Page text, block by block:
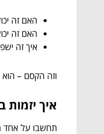
האם זה
האם זה
איך זה
וזה הקסם –
איך יזמות
תחשבו על אחד